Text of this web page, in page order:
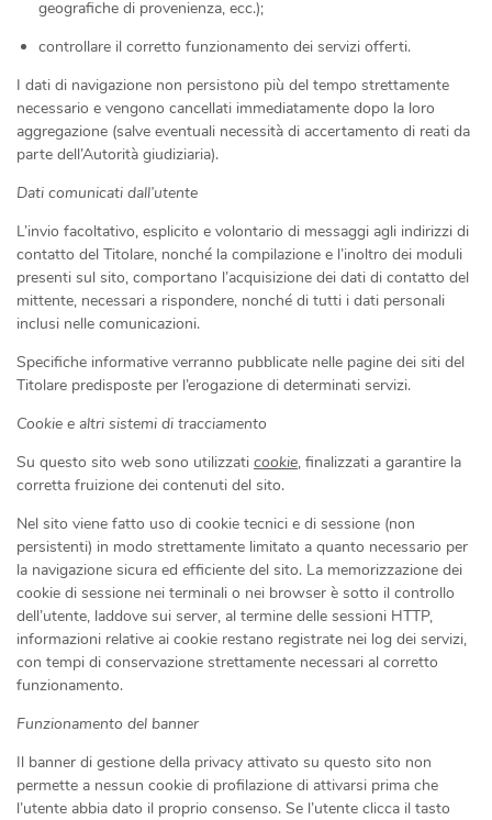
geografiche di provenienza, ecc.);
controllare il corretto funzionamento dei servizi offerti.
I dati di navigazione non persistono più del tempo strettamente
necessario e vengono cancellati immediatamente dopo la loro
aggregazione (salve eventuali necessità di accertamento di reati da
parte dell’Autorità giudiziaria).
Dati comunicati dall’utente
L’invio facoltativo, esplicito e volontario di messaggi agli indirizzi di
contatto del Titolare, nonché la compilazione e l’inoltro dei moduli
presenti sul sito, comportano l’acquisizione dei dati di contatto del
mittente, necessari a rispondere, nonché di tutti i dati personali
inclusi nelle comunicazioni.
Specifiche informative verranno pubblicate nelle pagine dei siti del
Titolare predisposte per l’erogazione di determinati servizi.
Cookie e altri sistemi di tracciamento
Su questo sito web sono utilizzati cookie, finalizzati a garantire la
corretta fruizione dei contenuti del sito.
Nel sito viene fatto uso di cookie tecnici e di sessione (non
persistenti) in modo strettamente limitato a quanto necessario per
la navigazione sicura ed efficiente del sito. La memorizzazione dei
cookie di sessione nei terminali o nei browser è sotto il controllo
dell’utente, laddove sui server, al termine delle sessioni HTTP,
informazioni relative ai cookie restano registrate nei log dei servizi,
con tempi di conservazione strettamente necessari al corretto
funzionamento.
Funzionamento del banner
Il banner di gestione della privacy attivato su questo sito non
permette a nessun cookie di profilazione di attivarsi prima che
l’utente abbia dato il proprio consenso. Se l’utente clicca il tasto